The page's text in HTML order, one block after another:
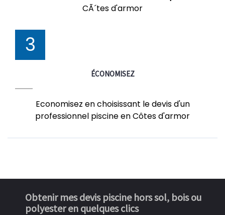
CÃ´tes d'armor
3
ÉCONOMISEZ
Economisez en choisissant le devis d'un
professionnel piscine en Côtes d'armor
Obtenir mes devis piscine hors sol, bois ou
polyester en quelques clics